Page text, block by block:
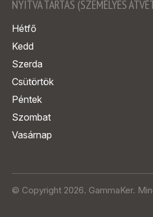
NYITVA TARTÁS (SZEMÉLYES
Hétfő
Kedd
Szerda
Csütörtök
Péntek
Szombat
Vasárnap
© Copyright 2026. GammaKer.